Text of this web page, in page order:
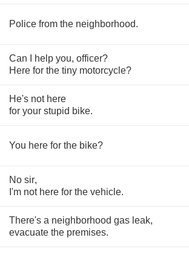
Police from the neighborhood.
Can help you, officer?
Here for the tiny motorcycle?
He's not here
for your stupid bike.
You here for the bike?
No sir,
I'm not here for the vehicle.
There's a neighborhood gas leak,
evacuate the premises.